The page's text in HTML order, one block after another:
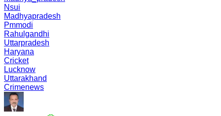
Nsui
Madhyapradesh
Pmmodi
Rahulgandhi
Uttarpradesh
Haryana
Cricket
Lucknow
Uttarakhand
Crimenews